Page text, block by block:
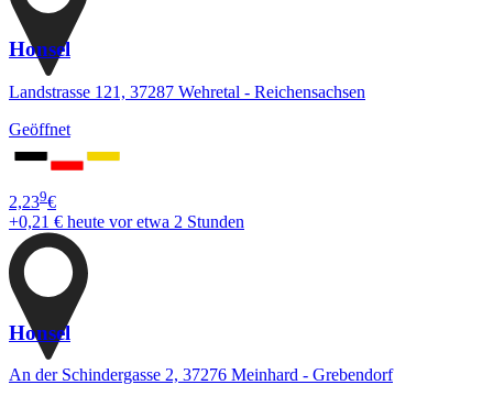
Honsel
Landstrasse 121, 37287 Wehretal - Reichensachsen
Geöffnet
2,239€
+0,21 € heute vor etwa 2 Stunden
Honsel
An der Schindergasse 2, 37276 Meinhard - Grebendorf